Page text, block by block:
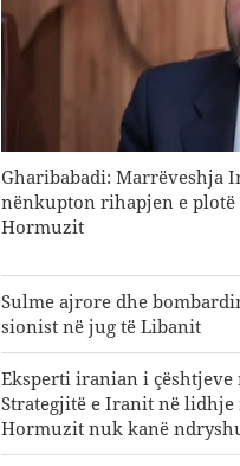
Gharibabadi: Marrëveshja
nënkupton rihapjen e plotë
Hormuzit
Sulme ajrore dhe
sionist në jug të Libanit
Eksperti iranian i çështjeve
Strategjitë e Iranit në lidhje
Hormuzit nuk kanë